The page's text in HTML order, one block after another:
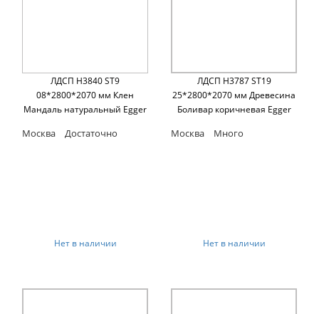
ЛДСП H3840 ST9
08*2800*2070 мм Клен
Мандаль натуральный Egger
Москва Достаточно
Нет в наличии
ЛДСП H3787 ST19
25*2800*2070 мм Древесина
Боливар коричневая Egger
Москва Много
Нет в наличии